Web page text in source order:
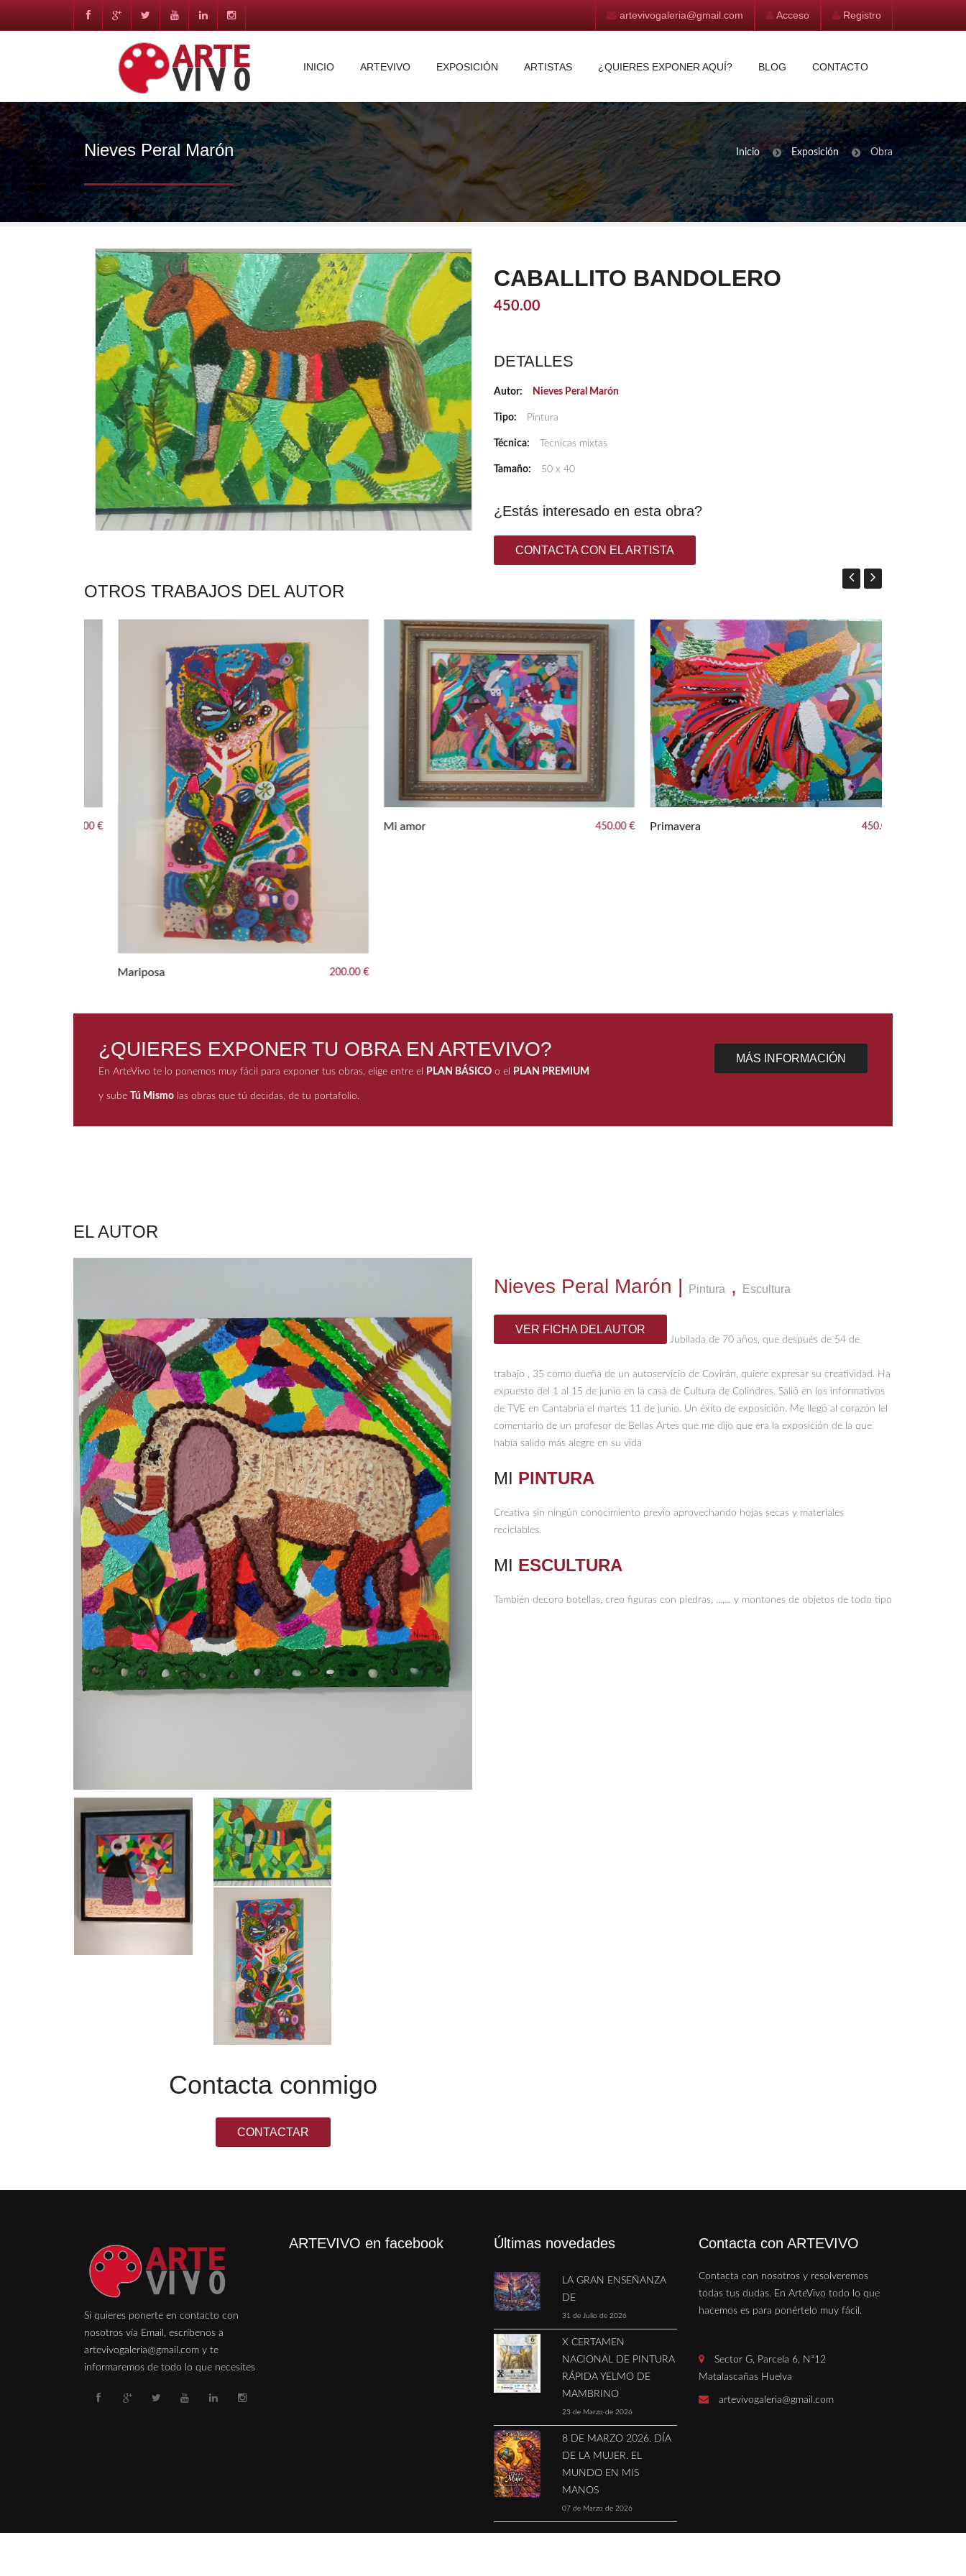
Acceso Registro
artevivogaleria@gmail.com
INICIO ARTEVIVO EXPOSICIÓN ARTISTAS ¿QUIERES EXPONER AQUÍ? BLOG CONTACTO
Nieves Peral Marón Inicio Exposición Obra
CABALLITO BANDOLERO
450.00
DETALLES
Autor: Nieves Peral Marón
Tipo: Pintura
Técnica: Tecnicas mixtas
Tamaño: 50 x 40
¿Estás interesado en esta obra?
CONTACTA CON EL ARTISTA
OTROS TRABAJOS DEL AUTOR
Mariposa 200.00 €
Mi amor 450.00 € Primavera 450.00 €
¿QUIERES EXPONER TU OBRA EN ARTEVIVO?
En ArteVivo te lo ponemos muy fácil para exponer tus obras, elige entre el PLAN BÁSICO o el PLAN PREMIUM
y sube Tú Mismo las obras que tú decidas, de tu portafolio.
MÁS INFORMACIÓN
EL AUTOR
Contacta conmigo
CONTACTAR
Nieves Peral Marón | Pintura , Escultura
VER FICHA DEL AUTOR
Jubilada de 70 años, que después de 54 de
trabajo , 35 como dueña de un autoservicio de Covirán, quiere expresar su creatividad. Ha
expuesto del 1 al 15 de junio en la casa de Cultura de Colindres. Salió en los informativos
de TVE en Cantabria el martes 11 de junio. Un éxito de exposición. Me llegó al corazón lel
comentario de un profesor de Bellas Artes que me dijo que era la exposición de la que
había salido más alegre en su vida
MI PINTURA
Creativa sin ningún conocimiento previo aprovechando hojas secas y materiales
reciclables.
MI ESCULTURA
También decoro botellas, creo figuras con piedras, ...,... y montones de objetos de todo tipo
Si quieres ponerte en contacto con
nosotros vía Email, escríbenos a
artevivogaleria@gmail.com y te
informaremos de todo lo que necesites
ARTEVIVO en facebook Últimas novedades
LA GRAN ENSEÑANZA
DE
31 de Julio de 2026
X CERTAMEN
NACIONAL DE PINTURA
RÁPIDA YELMO DE
MAMBRINO
23 de Marzo de 2026
8 DE MARZO 2026. DÍA
DE LA MUJER. EL
MUNDO EN MIS
MANOS
07 de Marzo de 2026
Contacta con ARTEVIVO
Contacta con nosotros y resolveremos
todas tus dudas. En ArteVivo todo lo que
hacemos es para ponértelo muy fácil.
Sector G, Parcela 6, Nª12
Matalascañas Huelva
artevivogaleria@gmail.com